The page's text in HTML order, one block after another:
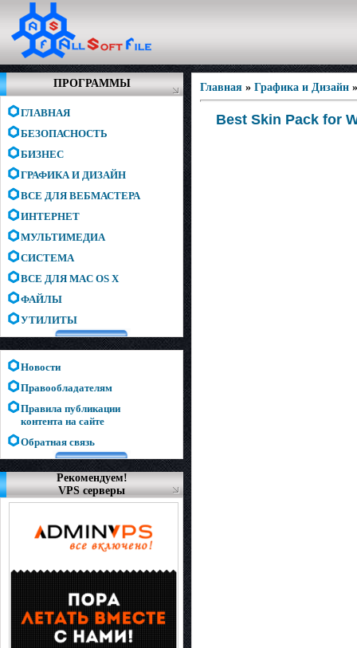
ПРОГРАММЫ
ГЛАВНАЯ
БЕЗОПАСНОСТЬ
БИЗНЕС
ГРАФИКА И ДИЗАЙН
ВСЕ ДЛЯ ВЕБМАСТЕРА
ИНТЕРНЕТ
МУЛЬТИМЕДИА
СИСТЕМА
ВСЕ ДЛЯ MAC OS X
ФАЙЛЫ
УТИЛИТЫ
Новости
Правообладателям
Правила публикации
контента на сайте
Обратная связь
Рекомендуем!
VPS серверы
Главная » Графика и Дизайн
Best Skin Pack for